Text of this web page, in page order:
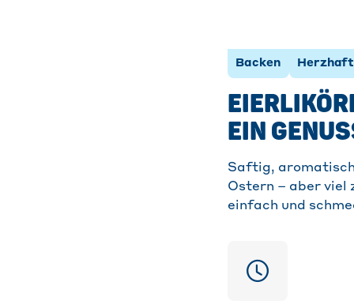
Backen Herzhaft
EIN
Saftig,
Ostern – aber viel
einfach und